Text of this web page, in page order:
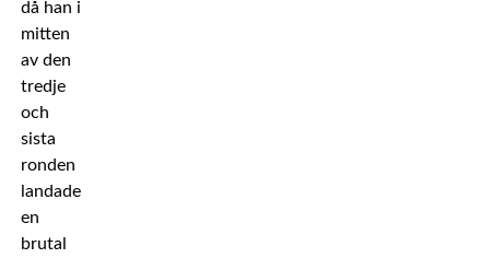
då han i
mitten
av den
tredje
och
sista
ronden
landade
en
brutal